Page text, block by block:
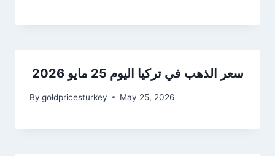
سعر الذهب في تركيا اليوم 25 مايو 2026
By goldpricesturkey May 25, 2026